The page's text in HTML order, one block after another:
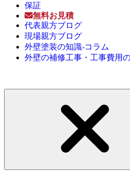
保証
無料お見積
代表親方ブログ
現場親方ブログ
外壁塗装の知識-コラム
外壁の補修工事・工事費用